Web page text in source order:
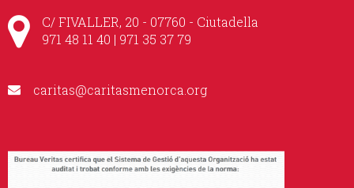
C/ FIVALLER, 20 - 07760 - Ciutadella
971 48 11 40 | 971 35 37 79
caritas@caritasmenorca.org